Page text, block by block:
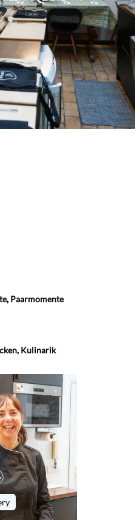
, Paarmomente
, Kulinarik